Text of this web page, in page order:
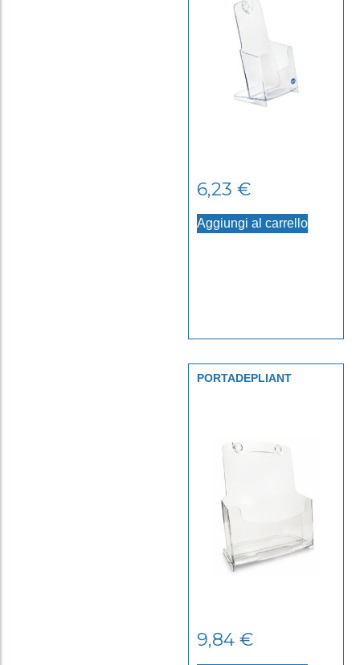
6,23 €
Aggiungi al carrello
PORTADEPLIANT
9,84 €